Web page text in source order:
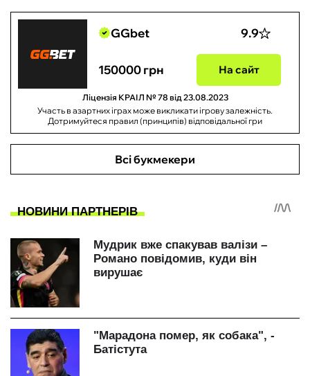
GGbet 9.9
150000 грн На сайт
Ліцензія КРАІЛ № 78 від 23.08.2023
Участь в азартних іграх може викликати ігрову залежність.
Дотримуйтеся правил (принципів) відповідальної гри
Всі букмекери